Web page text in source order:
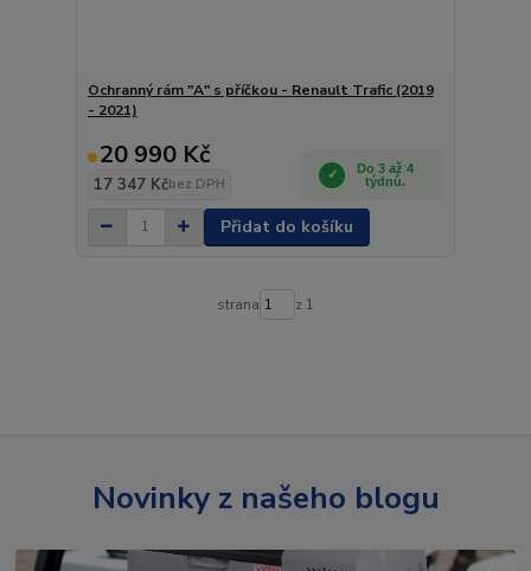
Ochranný rám "A" s příčkou - Renault Trafic (2019
- 2021)
20 990 Kč
17 347 Kčbez DPH
Do 3 až 4
týdnů.
Přidat do košíku
strana z 1
Novinky z našeho blogu